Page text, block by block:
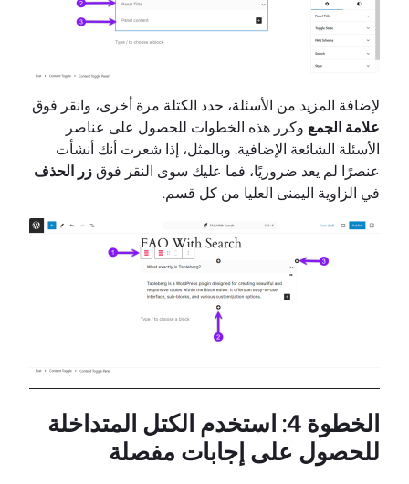
لإضافة المزيد من الأسئلة، حدد الكتلة مرة أخرى، وانقر فوق
علامة الجمع وكرر هذه الخطوات للحصول على عناصر
الأسئلة الشائعة الإضافية. وبالمثل، إذا شعرت أنك أنشأت
عنصرًا لم يعد ضروريًا، فما عليك سوى النقر فوق زر الحذف
في الزاوية اليمنى العليا من كل قسم.
الخطوة 4: استخدم الكتل المتداخلة
للحصول على إجابات مفصلة